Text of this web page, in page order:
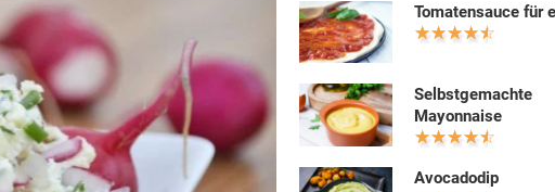
Tomatensauce für
Selbstgemachte
Mayonnaise
Avocadodip